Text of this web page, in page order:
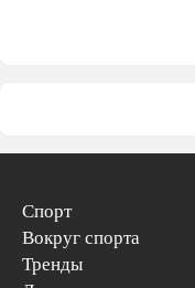
Спорт
Вокруг спорта
Тренды